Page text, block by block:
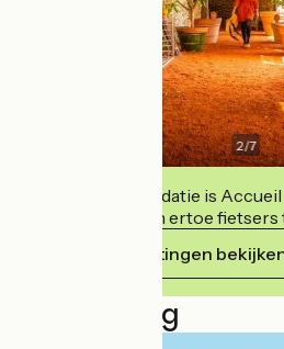
2/7
Deze accommodatie is
en verbindt zich ertoe fietsers
Haar verplichtingen
Beschrijving